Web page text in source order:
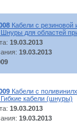
Кабели с
для областей
19.03.2013
19.03.2013
Кабели с
кабели (шнуры)
19.03.2013
19.03.2013